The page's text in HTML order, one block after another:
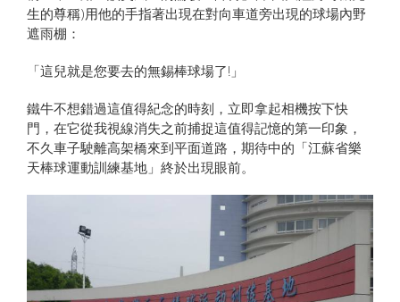
生的尊稱)用他的手指著出現在對向車道旁出現的球場內野
遮雨棚：
「這兒就是您要去的無錫棒球場了!」
鐵牛不想錯過這值得紀念的時刻，立即拿起相機按下快
門，在它從我視線消失之前捕捉這值得記憶的第一印象，
不久車子駛離高架橋來到平面道路，期待中的「江蘇省樂
天棒球運動訓練基地」終於出現眼前。